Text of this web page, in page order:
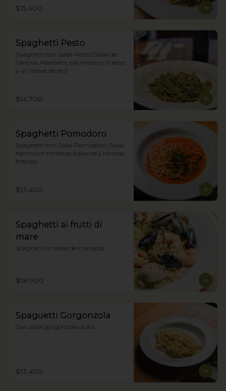
$15.400
Spaghetti Pesto
Spaghetti con Salsa Pesto (Salsa de
Génova, Albahaca, parmesano, nueces
y un toque de ajo)
$14.700
Spaghetti Pomodoro
Spaghetti con Salsa Pomodoro (Salsa
hecha con tomates italianos y hierbas
frescas)
$13.400
Spaghetti ai frutti di
mare
Spaghetti en salsa de mariscos.
$18.900
Spaguetti Gorgonzola
Con salsa gorgonzola dulce.
$13.400